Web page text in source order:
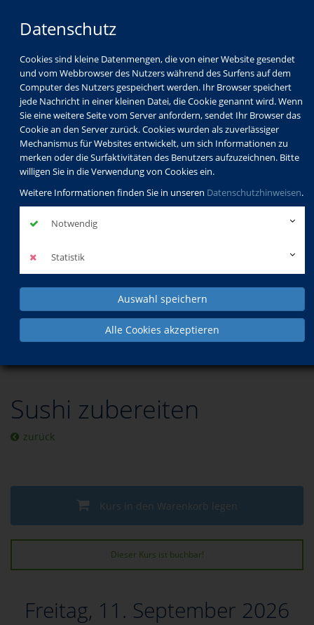
Datenschutz
Cookies sind kleine Datenmengen, die von einer Website gesendet
und vom Webbrowser des Nutzers während des Surfens auf dem
Computer des Nutzers gespeichert werden. Ihr Browser speichert
jede Nachricht in einer kleinen Datei, die Cookie genannt wird. Wenn
Sie eine weitere Seite vom Server anfordern, sendet Ihr Browser das
Cookie an den Server zurück. Cookies wurden als zuverlässiger
Mechanismus für Websites entwickelt, um sich Informationen zu
merken oder die Surfaktivitäten des Benutzers aufzuzeichnen. Bitte
willigen Sie in die Verwendung von Cookies ein.
Weitere Informationen finden Sie in unseren Datenschutzhinweisen.
Notwendig
Statistik
Auswahl speichern
Alle Cookies akzeptieren
Gesundheit
Ernährung
Kochen
Sushi zubereiten
zurück
Kurs in den Warenkorb legen
Dieser Kurs ist buchbar!
Freitag, 11. September 2026